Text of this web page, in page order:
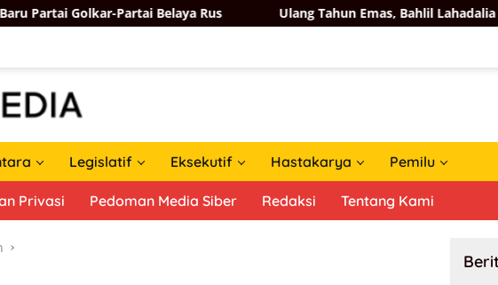
Belaya Rus Ulang Tahun Emas, Bahlil Lahadalia Dapat Ucapan
Legislatif Eksekutif Hastakarya Pemilu
Privasi Pedoman Media Siber Redaksi Tentang Kami